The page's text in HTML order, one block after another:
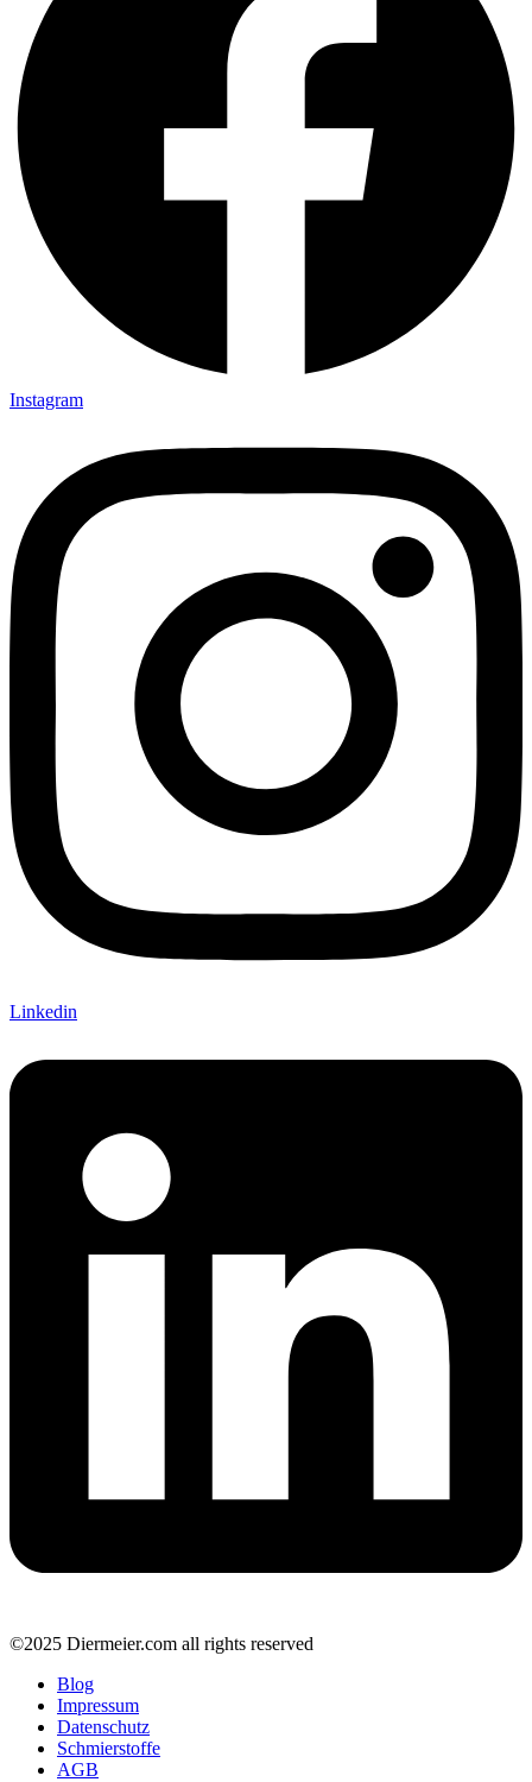
Instagram
Linkedin
©2025 Diermeier.com all rights reserved
Blog
Impressum
Datenschutz
Schmierstoffe
AGB